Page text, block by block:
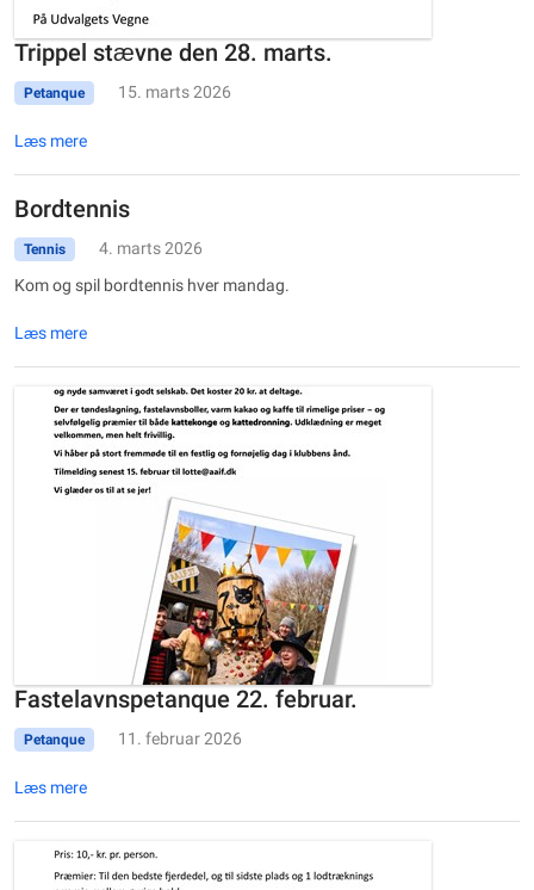
Trippel stævne den 28. marts.
Petanque 15. marts 2026
Læs mere
Bordtennis
Tennis
4. marts 2026
Kom og spil bordtennis hver mandag.
Læs mere
Fastelavnspetanque 22. februar.
Petanque 11. februar 2026
Læs mere